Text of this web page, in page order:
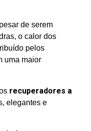
de serem
o calor dos
pelos
uma maior
recuperadores a
elegantes e